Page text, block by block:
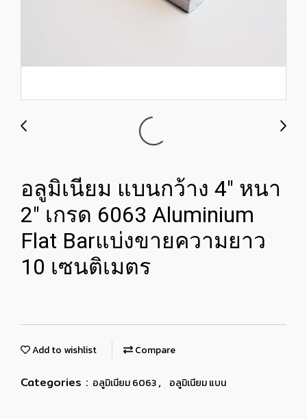
อลูมิเนียม แบนกว้าง 4" หนา
2" เกรด 6063 Aluminium
Flat Barแบ่งขายความยาว
10 เซนติเมตร
Add to wishlist Compare
Categories : อลูมิเนียม 6063, อลูมิเนียม แบน